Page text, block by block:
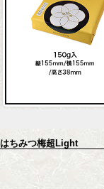
はちみつ梅超Light